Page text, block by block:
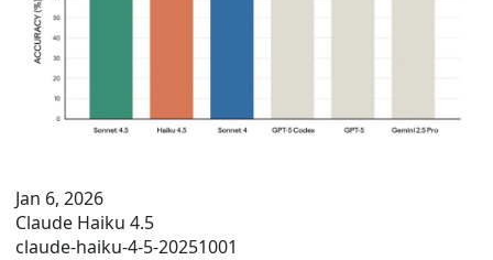
Jan 6, 2026
Claude Haiku 4.5
claude-haiku-4-5-20251001